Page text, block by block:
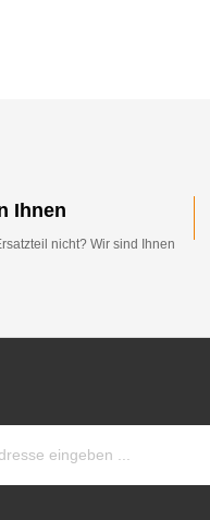
Ihnen
nicht? Wir sind Ihnen